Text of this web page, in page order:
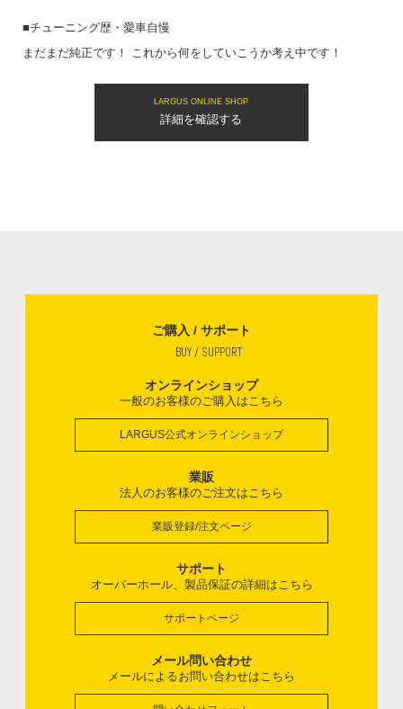
■チューニング歴・愛車自慢
まだまだ純正です！ これから何をしていこうか考え中です！
LARGUS ONLINE SHOP
詳細を確認する
ご購入 / サポート
BUY / SUPPORT
オンラインショップ
一般のお客様のご購入はこちら
LARGUS公式オンラインショップ
業販
法人のお客様のご注文はこちら
業販登録/注文ページ
サポート
オーバーホール、製品保証の詳細はこちら
サポートページ
メール問い合わせ
メールによるお問い合わせはこちら